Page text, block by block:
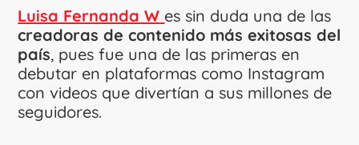
Luisa Fernanda W es sin duda una de las
creadoras de contenido más exitosas del
país, pues fue una de las primeras en
debutar en plataformas como Instagram
con videos que divertían a sus millones de
seguidores.